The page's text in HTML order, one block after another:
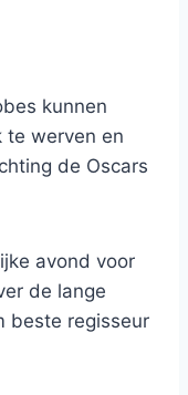
kunnen
te werven en
de Oscars
avond voor
de lange
beste regisseur